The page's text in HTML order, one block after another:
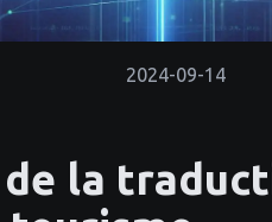
2024-09-14
la